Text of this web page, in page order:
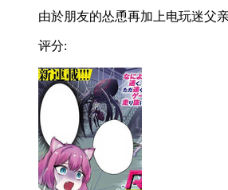
由於朋友的怂恿再加上电玩迷父
评分: